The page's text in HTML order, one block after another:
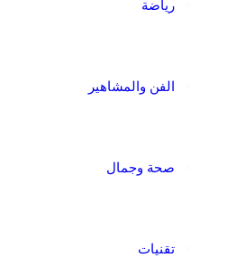
الفن والمشاهير
صحة وجمال